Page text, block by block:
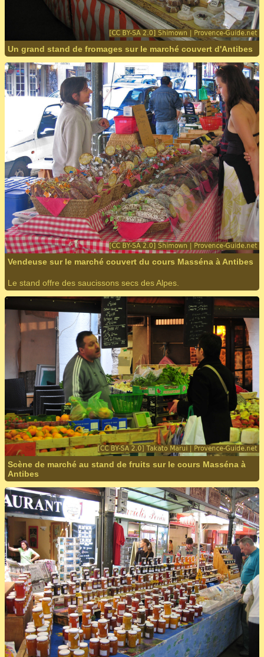
Un grand stand de fromages sur le marché couvert d'Antibes
Vendeuse sur le marché couvert du cours Masséna à Antibes
Le stand offre des saucissons secs des Alpes.
Scène de marché au stand de fruits sur le cours Masséna à
Antibes